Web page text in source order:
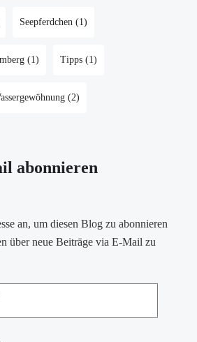
Seepferdchen (1)
(1) Tipps (1)
(2)
abonnieren
an, um diesen Blog zu abonnieren
über neue Beiträge via E-Mail zu